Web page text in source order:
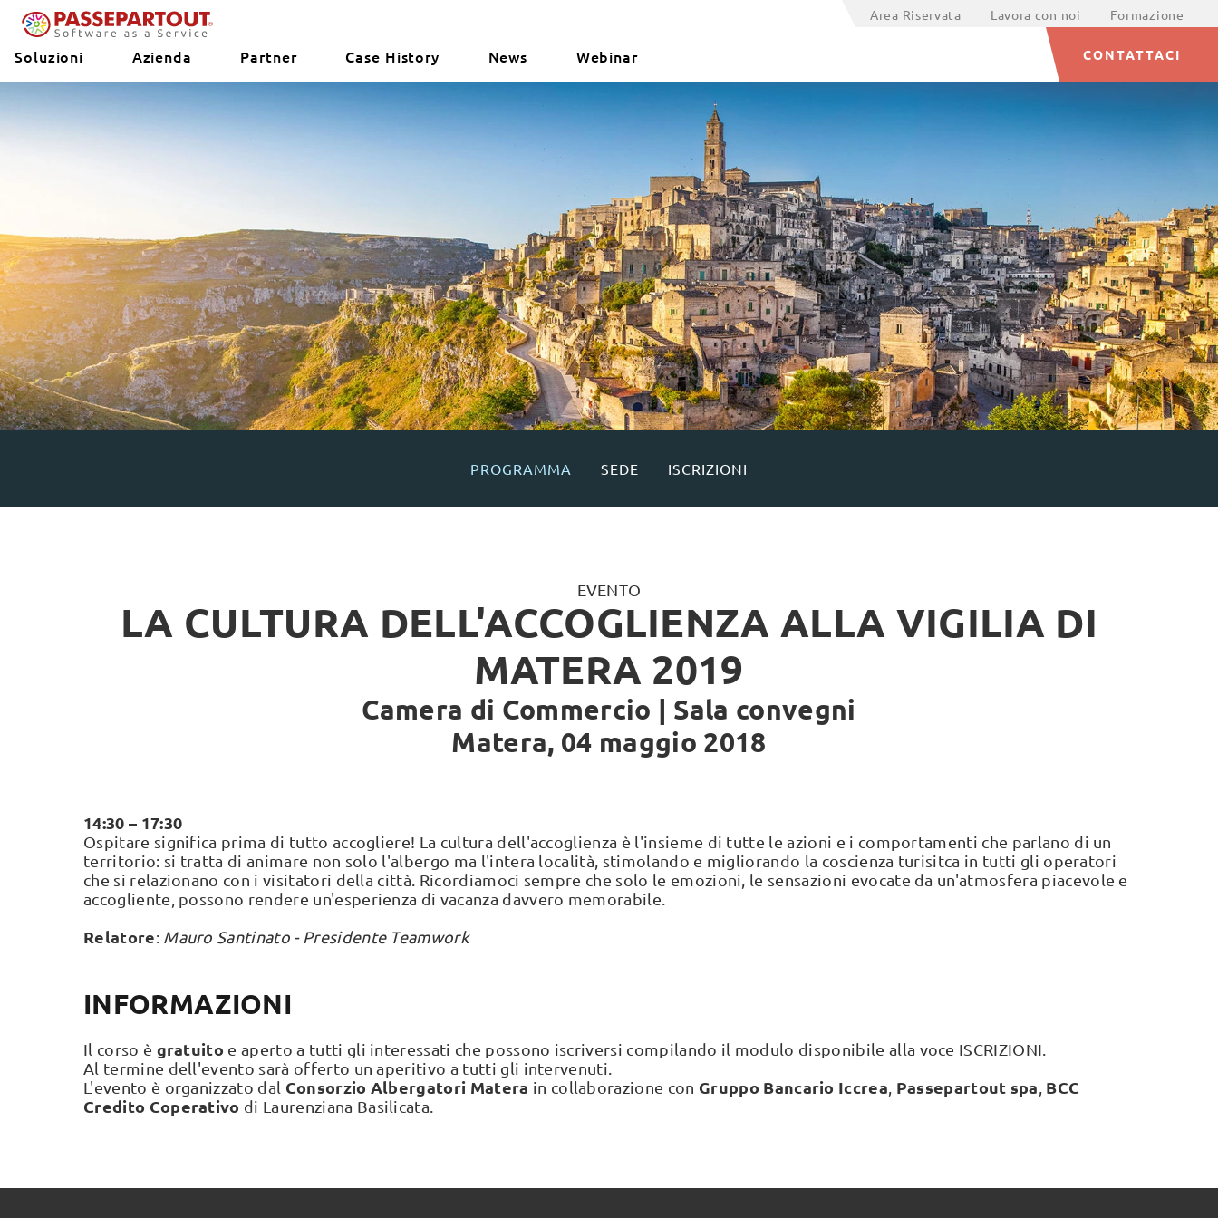
Soluzioni Azienda Partner Case History News Webinar
Area Riservata Lavora con noi Formazione
CONTATTACI
PROGRAMMA SEDE ISCRIZIONI
EVENTO
LA CULTURA DELL'ACCOGLIENZA ALLA VIGILIA DI
MATERA 2019
Camera di Commercio | Sala convegni
Matera, 04 maggio 2018
14:30 – 17:30
Ospitare significa prima di tutto accogliere! La cultura dell'accoglienza è l'insieme di tutte le azioni e i comportamenti che parlano di un
territorio: si tratta di animare non solo l'albergo ma l'intera località, stimolando e migliorando la coscienza turisitca in tutti gli operatori
che si relazionano con i visitatori della città. Ricordiamoci sempre che solo le emozioni, le sensazioni evocate da un'atmosfera piacevole e
accogliente, possono rendere un'esperienza di vacanza davvero memorabile.
Relatore: Mauro Santinato - Presidente Teamwork
INFORMAZIONI
Il corso è gratuito e aperto a tutti gli interessati che possono iscriversi compilando il modulo disponibile alla voce ISCRIZIONI.
Al termine dell'evento sarà offerto un aperitivo a tutti gli intervenuti.
L'evento è organizzato dal Consorzio Albergatori Matera in collaborazione con Gruppo Bancario Iccrea Passepartout spa BCC
Credito Coperativo di Laurenziana Basilicata.